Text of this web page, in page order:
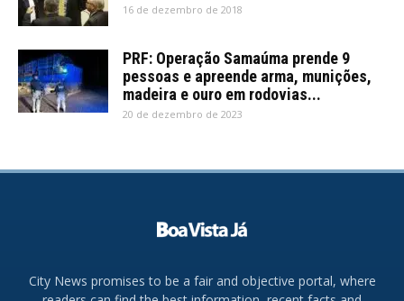
16 de dezembro de 2018
PRF: Operação Samaúma prende 9
pessoas e apreende arma, munições,
madeira e ouro em rodovias...
20 de dezembro de 2023
City News promises to be a fair and objective portal, where